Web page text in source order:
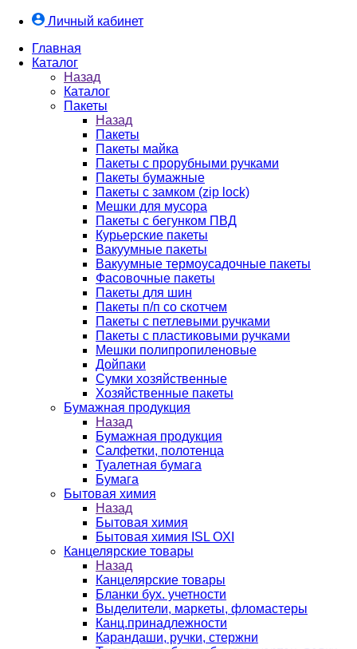
Личный кабинет
Главная
Каталог
Назад
Каталог
Пакеты
Назад
Пакеты
Пакеты майка
Пакеты с прорубными ручками
Пакеты бумажные
Пакеты с замком (zip lock)
Мешки для мусора
Пакеты с бегунком ПВД
Курьерские пакеты
Вакуумные пакеты
Вакуумные термоусадочные пакеты
Фасовочные пакеты
Пакеты для шин
Пакеты п/п со скотчем
Пакеты с петлевыми ручками
Пакеты с пластиковыми ручками
Мешки полипропиленовые
Дойпаки
Сумки хозяйственные
Хозяйственные пакеты
Бумажная продукция
Назад
Бумажная продукция
Салфетки, полотенца
Туалетная бумага
Бумага
Бытовая химия
Назад
Бытовая химия
Бытовая химия ISL OXI
Канцелярские товары
Назад
Канцелярские товары
Бланки бух. учетности
Выделители, маркеты, фломастеры
Канц.принадлежности
Карандаши, ручки, стержни